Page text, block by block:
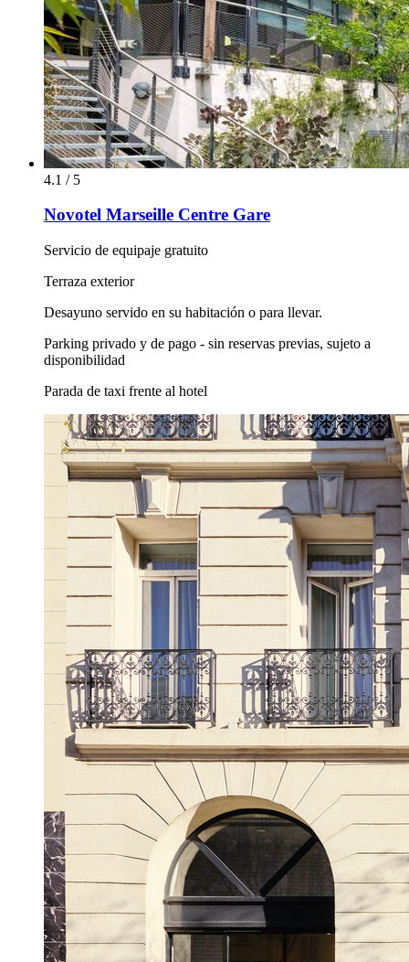
4.1 / 5
Novotel Marseille Centre Gare
Servicio de equipaje gratuito
Terraza exterior
Desayuno servido en su habitación o para llevar.
Parking privado y de pago - sin reservas previas, sujeto a
disponibilidad
Parada de taxi frente al hotel